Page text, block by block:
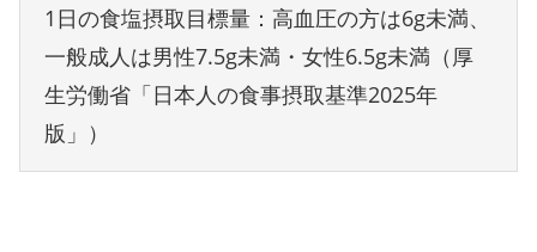
1日の食塩摂取目標量：高血圧の方は6g未満、
一般成人は男性7.5g未満・女性6.5g未満（厚
生労働省「日本人の食事摂取基準2025年
版」）